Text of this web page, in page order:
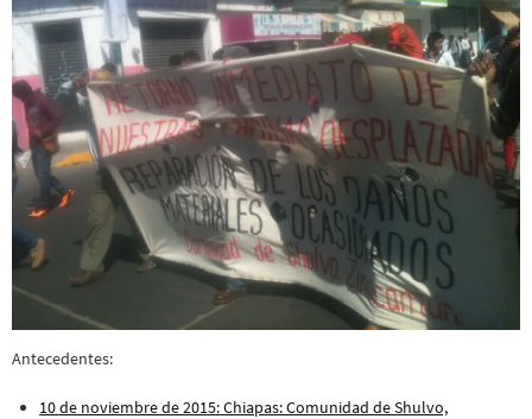
Antecedentes:
10 de noviembre de 2015: Chiapas: Comunidad de Shulvo,